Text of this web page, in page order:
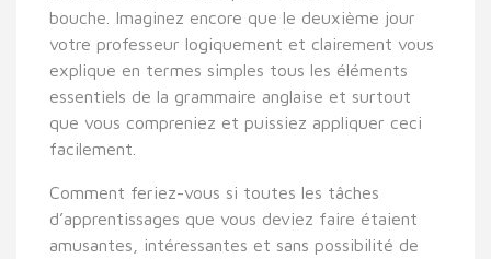
bouche. Imaginez encore que le deuxième jour
votre professeur logiquement et clairement vous
explique en termes simples tous les éléments
essentiels de la grammaire anglaise et surtout
que vous compreniez et puissiez appliquer ceci
facilement.
Comment feriez-vous si toutes les tâches
d’apprentissages que vous deviez faire étaient
amusantes, intéressantes et sans possibilité de